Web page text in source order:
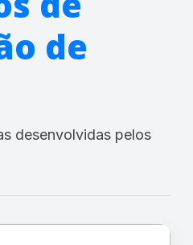
de
desenvolvidas pelos